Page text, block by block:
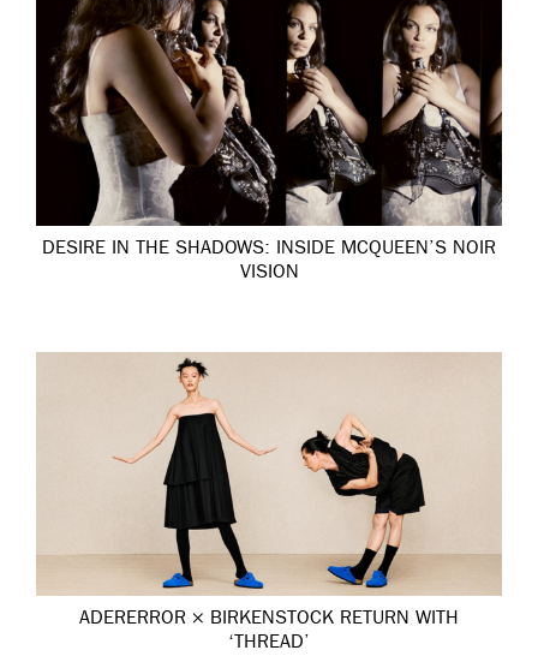
DESIRE IN THE SHADOWS: INSIDE MCQUEEN’S NOIR
VISION
ADERERROR × BIRKENSTOCK RETURN WITH
‘THREAD’